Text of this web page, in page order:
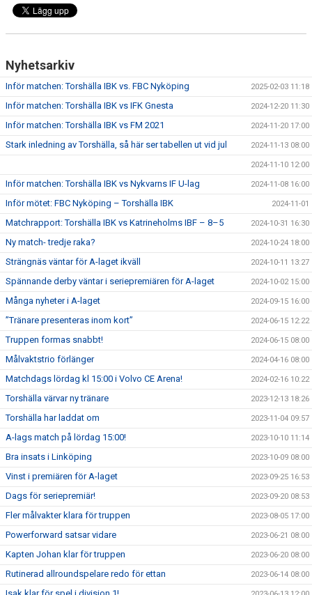
Nyhetsarkiv
Inför matchen: Torshälla IBK vs. FBC Nyköping 2025-02-03 11:18
Inför matchen: Torshälla IBK vs IFK Gnesta 2024-12-20 11:30
Inför matchen: Torshälla IBK vs FM 2021 2024-11-20 17:00
Stark inledning av Torshälla, så här ser tabellen ut vid jul 2024-11-13 08:00
2024-11-10 12:00
Inför matchen: Torshälla IBK vs Nykvarns IF U-lag 2024-11-08 16:00
Inför mötet: FBC Nyköping – Torshälla IBK 2024-11-01
Matchrapport: Torshälla IBK vs Katrineholms IBF – 8–5 2024-10-31 16:30
Ny match- tredje raka? 2024-10-24 18:00
Strängnäs väntar för A-laget ikväll 2024-10-11 13:27
Spännande derby väntar i seriepremiären för A-laget 2024-10-02 15:00
Många nyheter i A-laget 2024-09-15 16:00
”Tränare presenteras inom kort” 2024-06-15 12:22
Truppen formas snabbt! 2024-06-15 08:00
Målvaktstrio förlänger 2024-04-16 08:00
Matchdags lördag kl 15:00 i Volvo CE Arena! 2024-02-16 10:22
Torshälla värvar ny tränare 2023-12-13 18:26
Torshälla har laddat om 2023-11-04 09:57
A-lags match på lördag 15:00! 2023-10-10 11:14
Bra insats i Linköping 2023-10-09 08:00
Vinst i premiären för A-laget 2023-09-25 16:53
Dags för seriepremiär! 2023-09-20 08:53
Fler målvakter klara för truppen 2023-08-05 17:00
Powerforward satsar vidare 2023-06-21 08:00
Kapten Johan klar för truppen 2023-06-20 08:00
Rutinerad allroundspelare redo för ettan 2023-06-14 08:00